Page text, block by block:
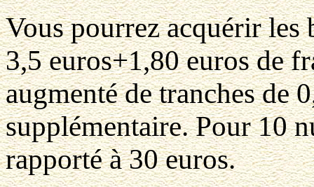
Vous pourrez acquérir
3,5 euros+1,80 euros de
augmenté de tranches de
supplémentaire. Pour 10
rapporté à 30 euros.